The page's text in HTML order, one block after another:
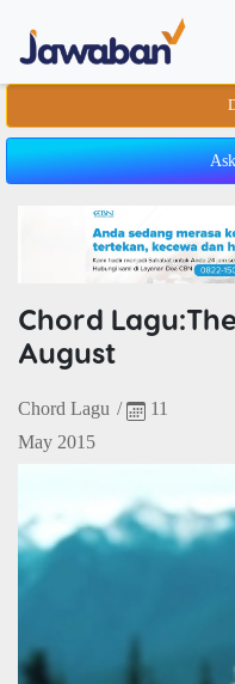
Chord
August
Chord Lagu /
11
May 2015